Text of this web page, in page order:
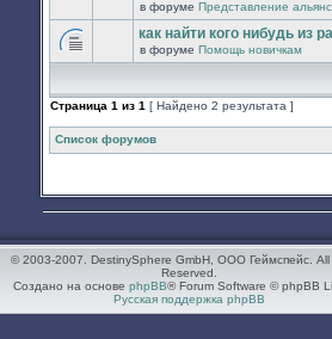
На
страницу
в форуме Представление
нет
новых
сообщений.
как найти кого нибудь из
в форуме Помощь новичкам
Страница 1 из 1 [ Найдено 2 результата ]
Список форумов
© 2003-2007. DestinySphere GmbH, ООО Геймспейс. All
Reserved.
Создано на основе phpBB® Forum Software © phpBB
Русская поддержка phpBB